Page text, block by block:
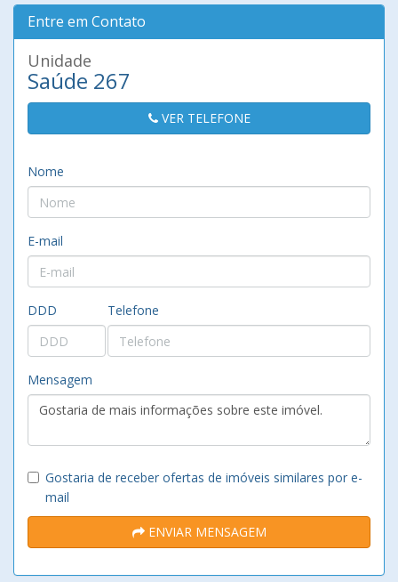
Entre em Contato
Unidade
Saúde 267
VER TELEFONE
Nome
E-mail
DDD Telefone
Mensagem
Gostaria de receber ofertas de imóveis similares por e-
mail
ENVIAR MENSAGEM